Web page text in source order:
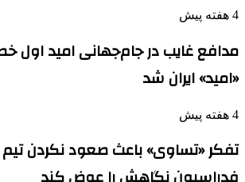
4 هفته پیش
مدافع غایب در جام‌جهانی امید اول
«امید» ایران شد
4 هفته پیش
تفکر «تساوی» باعث صعود نکردن